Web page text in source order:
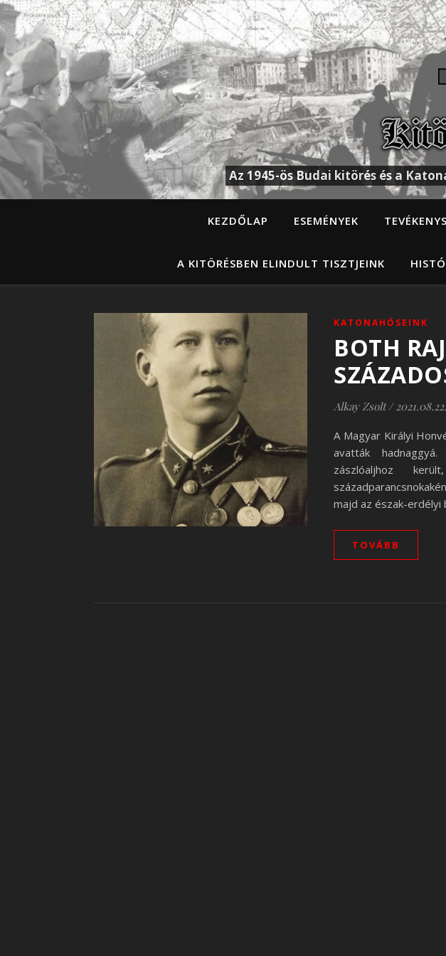
Az 1945-ös Budai kitörés és a
KEZDŐLAP ESEMÉNYEK
A KITÖRÉSBEN ELINDULT TISZTJEINK
KATONAHŐSEINK
BOTH
Alkay Zsolt / 2021.08.22.
A Magyar Királyi
avatták
zászlóaljhoz
majd az észak-erdélyi
TOVÁBB